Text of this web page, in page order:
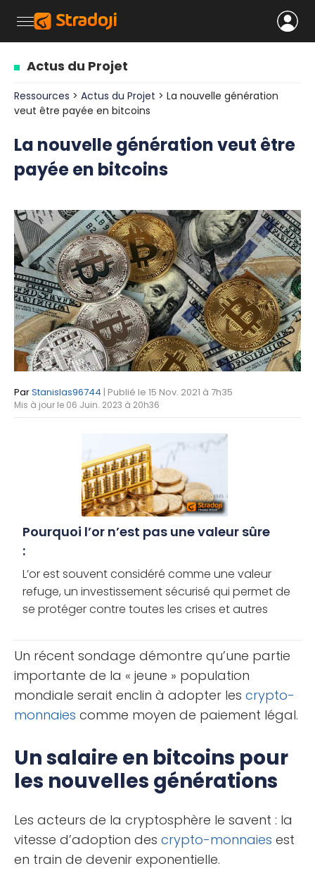
Actus du Projet
Ressources > Actus du Projet > La nouvelle génération
veut être payée en bitcoins
La nouvelle génération veut être
payée en bitcoins
ParStanislas96744 | Publié le 15 Nov. 2021 à 7h35
Mis à jour le 06 Juin. 2023 à 20h36
Pourquoi l’or n’est pas une valeur sûre
:
L’or est souvent considéré comme une valeur
refuge, un investissement sécurisé qui permet de
se protéger contre toutes les crises et autres
Un récent sondage démontre qu’une partie
importante de la « jeune » population
mondiale serait enclin à adopter les crypto-
monnaies comme moyen de paiement légal.
Un salaire en bitcoins pour
les nouvelles générations
Les acteurs de la cryptosphère le savent : la
vitesse d’adoption des crypto-monnaies est
en train de devenir exponentielle.